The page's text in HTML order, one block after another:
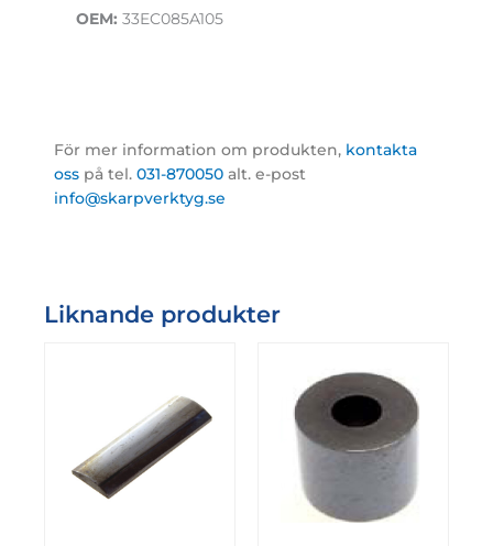
OEM:33EC085A105
För mer information om produkten, kontakta
oss på tel.031-870050 alt. e-post
info@skarpverktyg.se
Liknande produkter